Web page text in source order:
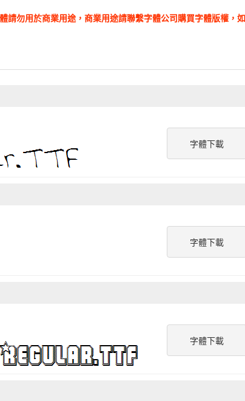
請勿用於商業用途，商業用途請聯繫字體公司購買字體版權，如
字體下載
字體下載
字體下載